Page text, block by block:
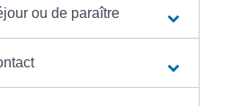
ou de paraître